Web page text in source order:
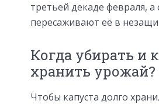
третьей декаде февраля, а
пересаживают её в
Когда убирать и
хранить урожай?
Чтобы капуста долго